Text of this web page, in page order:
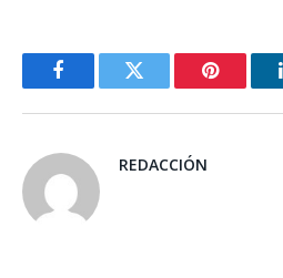
FacebookTwitter Pinterest
REDACCIÓN